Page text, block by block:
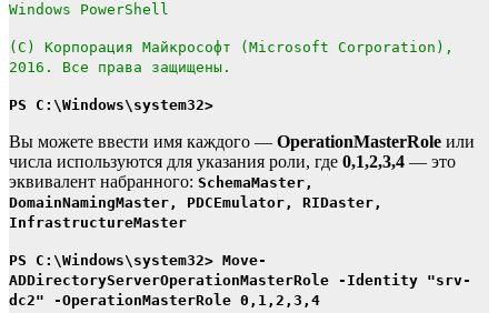
Windows PowerShell
(C) Корпорация Майкрософт (Microsoft Corporation),
2016. Все права защищены.
PS C:\Windows\system32>
Вы можете ввести имя каждого — OperationMasterRole или
числа используются для указания роли, где 0,1,2,3,4 — это
эквивалент набранного: SchemaMaster,
DomainNamingMaster, PDCEmulator, RIDaster,
InfrastructureMaster
PS C:\Windows\system32> Move-
ADDirectoryServerOperationMasterRole -Identity "srv-
dc2" -OperationMasterRole 0,1,2,3,4